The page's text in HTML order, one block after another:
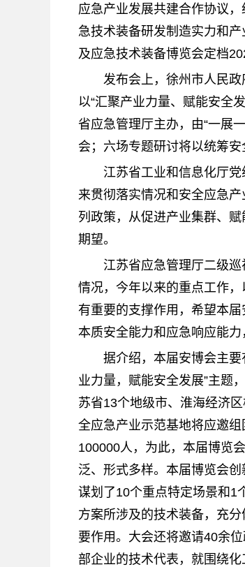
应急产业发展共建合作协议
急技术装备研发制造实力和
及应急技术装备博览会定档
发布会上，徐州市人民
以“汇聚产业力量、赋能安全
省应急管理厅主办，由“一展
会；六场专题研讨将以统筹
江苏省工业和信息化厅
来贯彻落实情况和安全应急
列政策，从促进产业集群、
期望。
江苏省应急管理厅二级
情况，今年以来的重点工作
有重要的支撑作用，希望本
本质安全能力和应急响应能力
据介绍，本届安博会主
业力量，赋能安全发展”主题
苏省13个地级市、淮海经济
全应急产业示范基地将应邀
100000人，为此，本届博览
泛、形式多样。本届博览会
谋划了10个重点特定场景和1
方案所涉及的技术装备，充
要作用。大会还将邀请40余
部企业的技术代表，就围绕